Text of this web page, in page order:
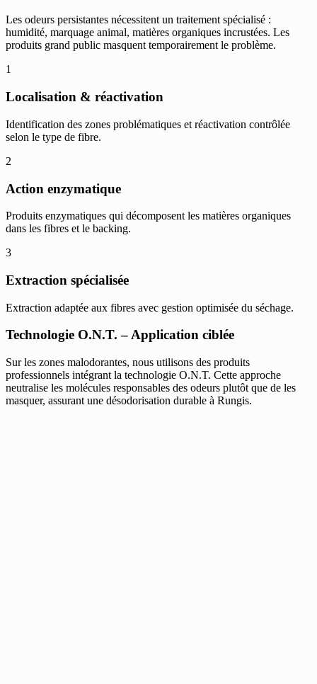
Les odeurs persistantes nécessitent un traitement spécialisé :
humidité, marquage animal, matières organiques incrustées. Les
produits grand public masquent temporairement le problème.
1
Localisation & réactivation
Identification des zones problématiques et réactivation contrôlée
selon le type de fibre.
2
Action enzymatique
Produits enzymatiques qui décomposent les matières organiques
dans les fibres et le backing.
3
Extraction spécialisée
Extraction adaptée aux fibres avec gestion optimisée du séchage.
Technologie O.N.T. – Application ciblée
Sur les zones malodorantes, nous utilisons des produits
professionnels intégrant la technologie O.N.T. Cette approche
neutralise les molécules responsables des odeurs plutôt que de les
masquer, assurant une désodorisation durable à Rungis.